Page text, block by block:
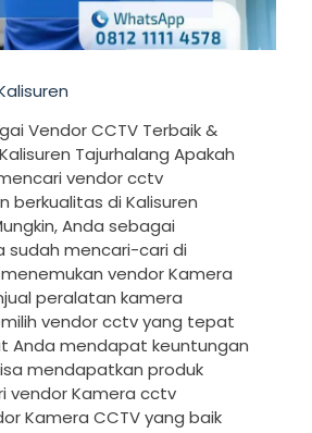
Vendor CCTV Terbaik &
Tajurhalang Apakah
vendor cctv
berkualitas di Kalisuren
Anda sebagai
sudah mencari-cari di
vendor Kamera
peralatan kamera
vendor cctv yang tepat
Anda mendapat keuntungan
mendapatkan produk
vendor Kamera cctv
Kamera CCTV yang baik